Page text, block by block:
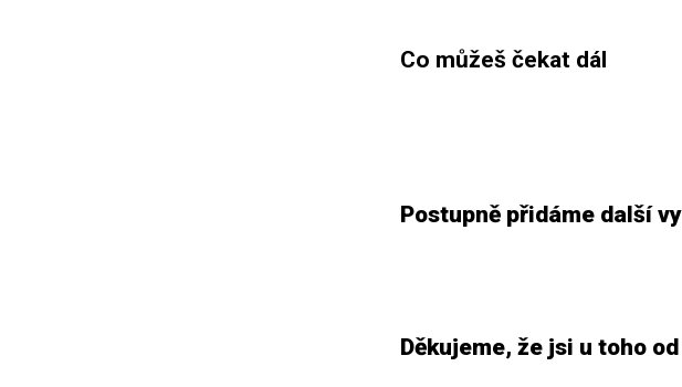
Co můžeš čekat dál
Postupně přidáme další
Děkujeme, že jsi u toho